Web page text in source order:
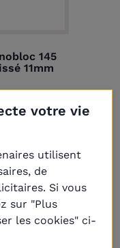
145
11mm
votre vie
utilisent
de
Si vous
sur "Plus
les cookies" ci-